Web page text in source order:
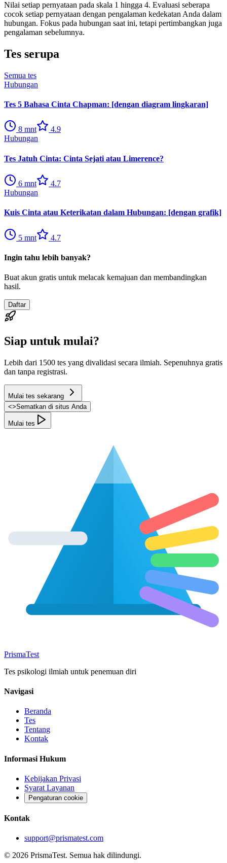
Nilai setiap pernyataan pada skala 1 hingga 4. Evaluasi seberapa
cocok setiap pernyataan dengan pengalaman kedekatan Anda dalam
hubungan. Fokus pada hubungan saat ini, tetapi pertimbangkan juga
pengalaman sebelumnya.
Tes serupa
Semua tes
Hubungan
Tes 5 Bahasa Cinta Chapman: [dengan diagram lingkaran]
8 mnt
4.9
Hubungan
Tes Jatuh Cinta: Cinta Sejati atau Limerence?
6 mnt
4.7
Hubungan
Kuis Cinta atau Keterikatan dalam Hubungan: [dengan grafik]
5 mnt 4.7
Ingin tahu lebih banyak?
Buat akun gratis untuk melacak kemajuan dan membandingkan
hasil.
Daftar
Siap untuk mulai?
Lebih dari 1500 tes yang divalidasi secara ilmiah. Sepenuhnya gratis
dan tanpa registrasi.
Mulai tes sekarang
<>Sematkan di situs Anda
Mulai tes
PrismaTest
Tes psikologi ilmiah untuk penemuan diri
Navigasi
Beranda
Tes
Tentang
Kontak
Informasi Hukum
Kebijakan Privasi
Syarat Layanan
Pengaturan cookie
Kontak
support@prismatest.com
© 2026 PrismaTest. Semua hak dilindungi.